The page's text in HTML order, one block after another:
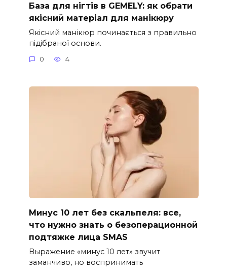
База для нігтів в GEMELY: як обрати
якісний матеріал для манікюру
Якісний манікюр починається з правильно
підібраної основи.
0 4
Минус 10 лет без скальпеля: все,
что нужно знать о безоперационной
подтяжке лица SMAS
Выражение «минус 10 лет» звучит
заманчиво, но воспринимать